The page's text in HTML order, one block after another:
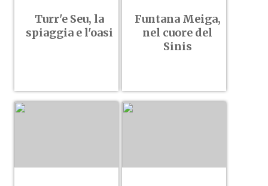
Turr'e Seu, la
spiaggia e l'oasi
Funtana Meiga,
nel cuore del
Sinis